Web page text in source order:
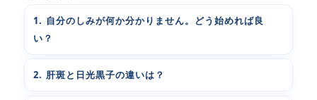
1. 自分のしみが何か分かりません。どう始めれば良
い？
2. 肝斑と日光黒子の違いは？